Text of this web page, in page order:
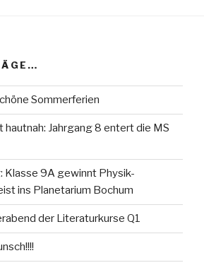
Sommerferien
hautnah: Jahrgang 8 entert die MS
Klasse 9A gewinnt Physik-
ins Planetarium Bochum
der Literaturkurse Q1